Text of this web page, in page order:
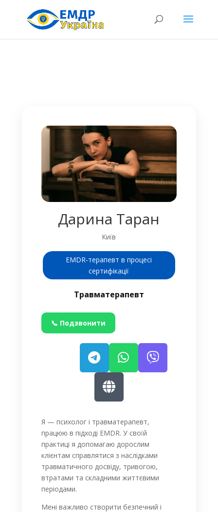
Дарина Таран
Київ
EMDR-терапевт в процесі
сертифікації
Травматерапевт
📞 Подзвонити
Я — психолог і травматерапевт,
працюю в підході EMDR. У своїй
практиці я допомагаю дорослим
клієнтам справлятися з наслідками
травматичного досвіду, тривогою,
втратами та складними життєвими
періодами.
Мені важливо створити безпечний і